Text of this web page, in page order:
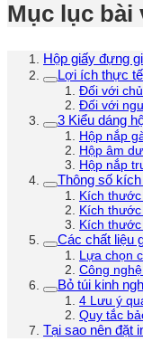
Mục lục bài
Hộp giấy đựng
Lợi ích thực
Đối với
Đối với
3 Kiểu dáng
Hộp nắp
Hộp âm
Hộp nắp
Thông số
Kích
Kích
Kích
Các chất liệu
Lựa chọn
Công
Bỏ túi kinh
4 Lưu ý
Quy tắc
Tại sao nên đặt